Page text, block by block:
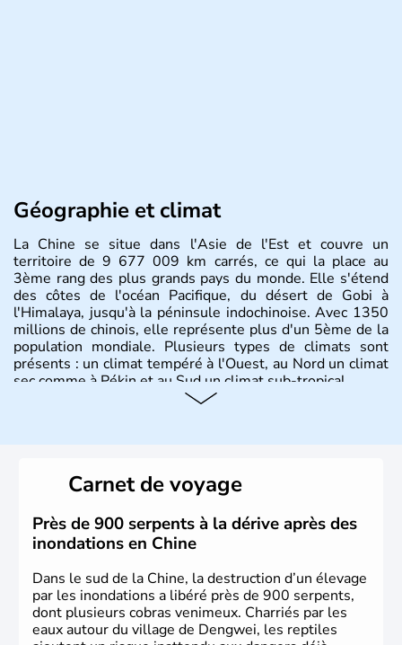
Géographie et climat
La Chine se situe dans l'Asie de l'Est et couvre un
territoire de 9 677 009 km carrés, ce qui la place au
3ème rang des plus grands pays du monde. Elle s'étend
des côtes de l'océan Pacifique, du désert de Gobi à
l'Himalaya, jusqu'à la péninsule indochinoise. Avec 1350
millions de chinois, elle représente plus d'un 5ème de la
population mondiale. Plusieurs types de climats sont
présents : un climat tempéré à l'Ouest, au Nord un climat
sec comme à Pékin et au Sud un climat sub-tropical.
dynasties. La dynastie Qing a été la dernière à régner
jusqu'aux guerres de l'opium lorsque la Chine s'est
constituée comme nation et a retrouvé son indépendance
en 1945. Illustre pays en matière d'inventions avant-
gardistes, la Chine a été la première utilisatrice du papier,
de l'imprimerie à caractères mobiles, de la boussole et de
la poudre à canon.
Carnet de voyage
Près de 900 serpents à la dérive après des
inondations en Chine
Dans le sud de la Chine, la destruction d’un élevage
par les inondations a libéré près de 900 serpents,
dont plusieurs cobras venimeux. Charriés par les
eaux autour du village de Dengwei, les reptiles